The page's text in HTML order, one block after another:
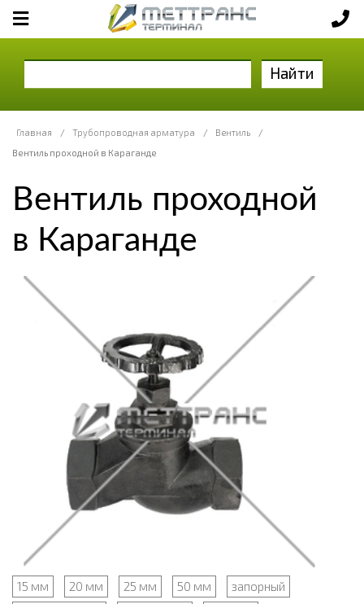
Найти
Главная / Трубопроводная арматура / Вентиль
/
Вентиль проходной в Караганде
Вентиль проходной
в Караганде
15 мм 20 мм 25 мм 50 мм
запорный